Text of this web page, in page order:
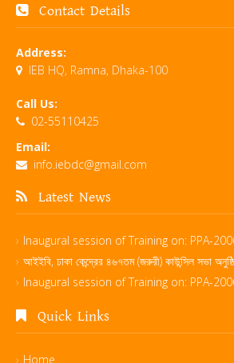
Contact Details
Address:
IEB HQ, Ramna, Dhaka-100
Call Us:
02-55110425
Email:
info.iebdc@gmail.com
Latest News
Inaugural session of Training on: PPA-
আইইবি, ঢাকা কেন্দ্রের ৪৬৭তম (জরুরী) কাউন্সিল সভা
Inaugural session of Training on: PPA-
Quick Links
Home